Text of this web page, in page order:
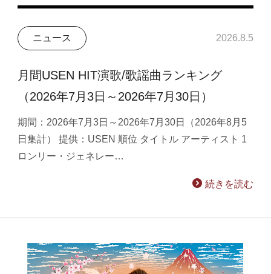
ニュース 2026.8.5
月間USEN HIT演歌/歌謡曲ランキング
（2026年7月3日～2026年7月30日）
期間：2026年7月3日～2026年7月30日（2026年8月5
日集計） 提供：USEN 順位 タイトル アーティスト 1
ロンリー・ジェネレー…
続きを読む